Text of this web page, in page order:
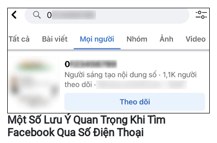
Một Số Lưu Ý Quan Trọng Khi Tìm
Facebook Qua Số Điện Thoại